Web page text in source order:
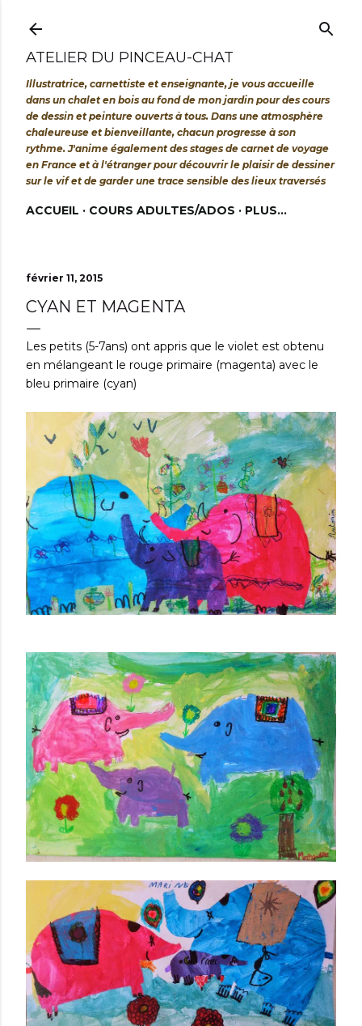
ATELIER DU PINCEAU-CHAT
Illustratrice, carnettiste et enseignante, je vous accueille
dans un chalet en bois au fond de mon jardin pour des cours
de dessin et peinture ouverts à tous. Dans une atmosphère
chaleureuse et bienveillante, chacun progresse à son
rythme. J'anime également des stages de carnet de voyage
en France et à l'étranger pour découvrir le plaisir de dessiner
sur le vif et de garder une trace sensible des lieux traversés
ACCUEIL COURS ADULTES/ADOS PLUS…
février 11, 2015
CYAN ET MAGENTA
Les petits (5-7ans) ont appris que le violet est obtenu
en mélangeant le rouge primaire (magenta) avec le
bleu primaire (cyan)